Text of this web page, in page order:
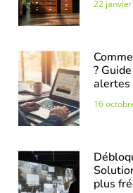
22
?
alertes
16
plus